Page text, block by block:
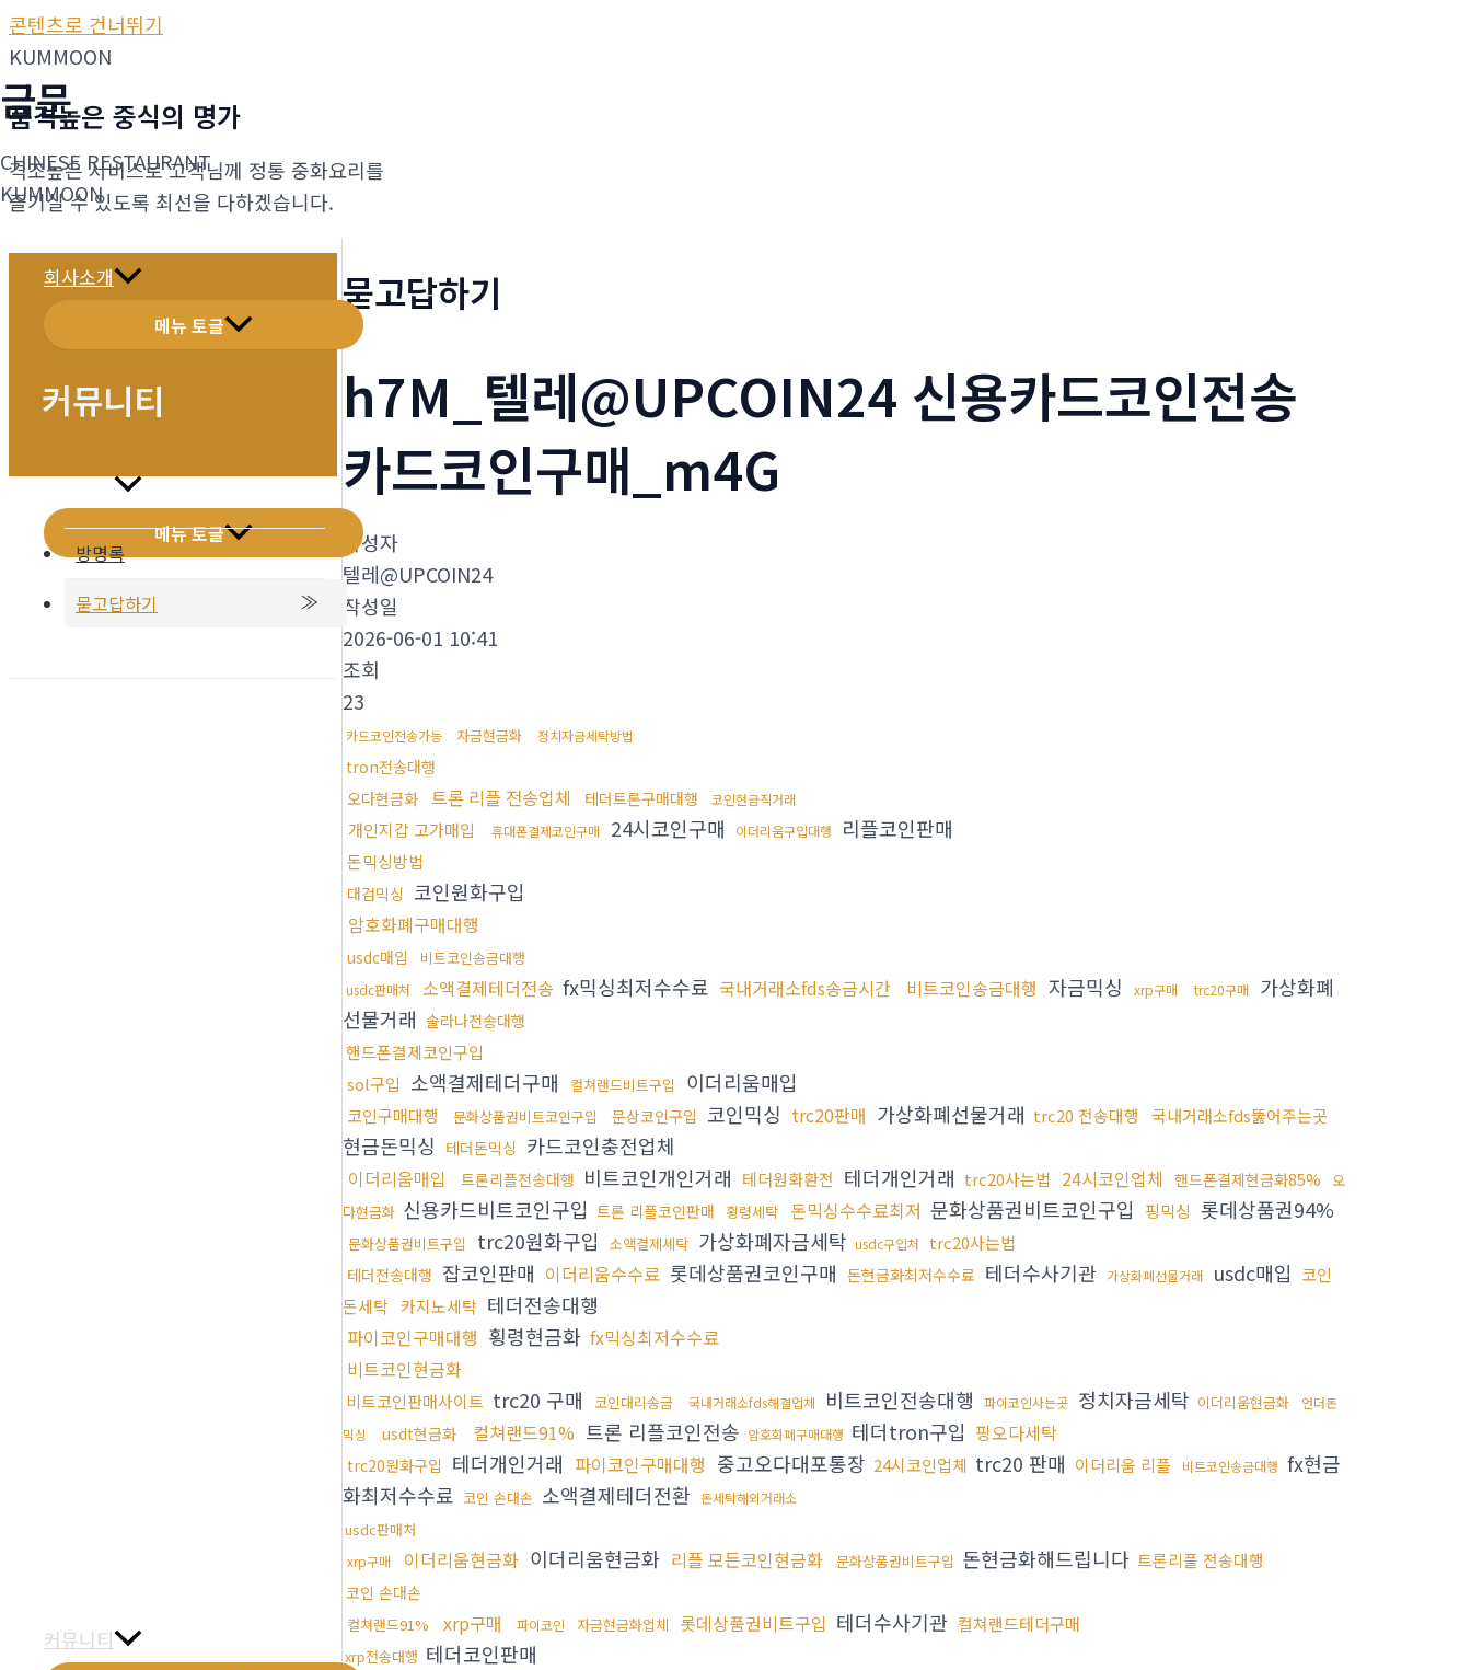
콘텐츠로 건너뛰기
금문
CHINESE RESTAURANT
KUMMOON
회사소개
메뉴 토글
메뉴소개
메뉴 토글
커뮤니티
KUMMOON
품격높은 중식의 명가
격조높은 서비스로 고객님께 정통 중화요리를
즐기실 수 있도록 최선을 다하겠습니다.
커뮤니티
방명록
묻고답하기
묻고답하기
h7M_텔레@UPCOIN24 신용카드코인전송
카드코인구매_m4G
작성자
텔레@UPCOIN24
작성일
2026-06-01 10:41
조회
23
카드코인전송가능 자금현금화 정치자금세탁방법
tron전송대행
오다현금화 트론 리플 전송업체 테더트론구매대행 코인현금직거래
개인지갑 고가매입 휴대폰결제코인구매 24시코인구매 이더리움구입대행 리플코인판매
돈믹싱방법
대검믹싱 코인원화구입
암호화폐구매대행
usdc매입 비트코인송금대행
usdc판매처 소액결제테더전송 fx믹싱최저수수료 국내거래소fds송금시간 비트코인송금대행 자금믹싱 xrp구매 trc20구매
가상화폐
선물거래 솔라나전송대행
핸드폰결제코인구입
sol구입 소액결제테더구매 컬쳐랜드비트구입 이더리움매입
코인구매대행 문화상품권비트코인구입 문상코인구입 코인믹싱 trc20판매 가상화폐선물거래 trc20 전송대행 국내거래소fds뚫어주는곳
현금돈믹싱 테더돈믹싱 카드코인충전업체
이더리움매입 트론리플전송대행 비트코인개인거래 테더원화환전 테더개인거래 trc20사는법 24시코인업체 핸드폰결제현금화85%
오
다현금화 신용카드비트코인구입 트론 리플코인판매 횡령세탁 돈믹싱수수료최저 문화상품권비트코인구입 핑믹싱 롯데상품권94%
문화상품권비트구입 trc20원화구입 소액결제세탁 가상화폐자금세탁 usdc구입처 trc20사는법
테더전송대행 잡코인판매 이더리움수수료 롯데상품권코인구매 돈현금화최저수수료 테더수사기관 가상화폐선물거래 usdc매입 코인
돈세탁 카지노세탁 테더전송대행
파이코인구매대행 횡령현금화 fx믹싱최저수수료
비트코인현금화
비트코인판매사이트 trc20 구매 코인대리송금 국내거래소fds해결업체 비트코인전송대행 파이코인사는곳 정치자금세탁 이더리움현금화
언더돈
믹싱
usdt현금화 컬쳐랜드91% 트론 리플코인전송 암호화폐구매대행 테더tron구입 핑오다세탁
trc20원화구입 테더개인거래 파이코인구매대행 중고오다대포통장 24시코인업체 trc20 판매 이더리움 리플 비트코인송금대행 fx현금
화최저수수료 코인 손대손 소액결제테더전환 돈세탁해외거래소
usdc판매처
xrp구매 이더리움현금화 이더리움현금화 리플 모든코인현금화 문화상품권비트구입 돈현금화해드립니다 트론리플 전송대행
코인 손대손
컬쳐랜드91% xrp구매 파이코인 자금현금화업체 롯데상품권비트구입 테더수사기관 컬쳐랜드테더구매
xrp전송대행 테더코인판매